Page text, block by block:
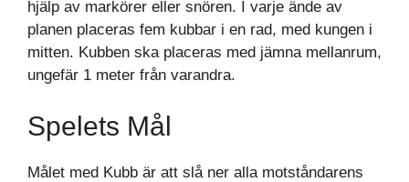
hjälp av markörer eller snören. I varje ände av
planen placeras fem kubbar i en rad, med kungen i
mitten. Kubben ska placeras med jämna mellanrum,
ungefär 1 meter från varandra.
Spelets Mål
Målet med Kubb är att slå ner alla motståndarens